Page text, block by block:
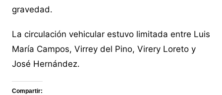
gravedad.
La circulación vehicular estuvo limitada entre Luis
María Campos, Virrey del Pino, Virery Loreto y
José Hernández.
Compartir: